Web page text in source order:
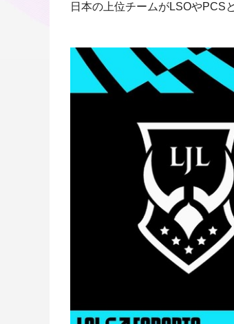
日本の上位チームがLSOやPCS